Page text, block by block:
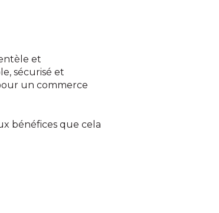
et
sécurisé et
un commerce
bénéfices que cela